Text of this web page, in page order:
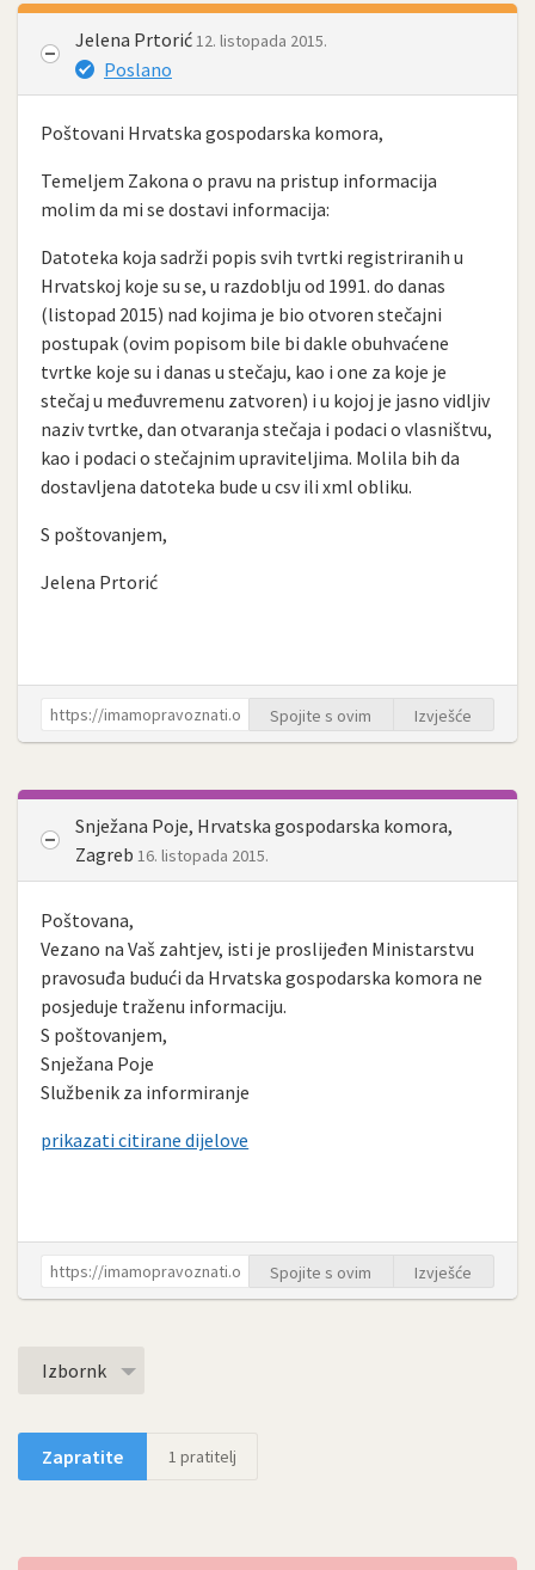
Jelena Prtorić 12. listopada 2015.
Poslano
Poštovani Hrvatska gospodarska komora,
Temeljem Zakona o pravu na pristup informacija
molim da mi se dostavi informacija:
Datoteka koja sadrži popis svih tvrtki registriranih u
Hrvatskoj koje su se, u razdoblju od 1991. do danas
(listopad 2015) nad kojima je bio otvoren stečajni
postupak (ovim popisom bile bi dakle obuhvaćene
tvrtke koje su i danas u stečaju, kao i one za koje je
stečaj u međuvremenu zatvoren) i u kojoj je jasno vidljiv
naziv tvrtke, dan otvaranja stečaja i podaci o vlasništvu,
kao i podaci o stečajnim upraviteljima. Molila bih da
dostavljena datoteka bude u csv ili xml obliku.
S poštovanjem,
Jelena Prtorić
Spojite s ovim Izvješće
Snježana Poje, Hrvatska gospodarska komora,
Zagreb 16. listopada 2015.
Poštovana,
Vezano na Vaš zahtjev, isti je proslijeđen Ministarstvu
pravosuđa budući da Hrvatska gospodarska komora ne
posjeduje traženu informaciju.
S poštovanjem,
Snježana Poje
Službenik za informiranje
prikazati citirane dijelove
Spojite s ovim Izvješće
Izbornk
Zapratite 1 pratitelj